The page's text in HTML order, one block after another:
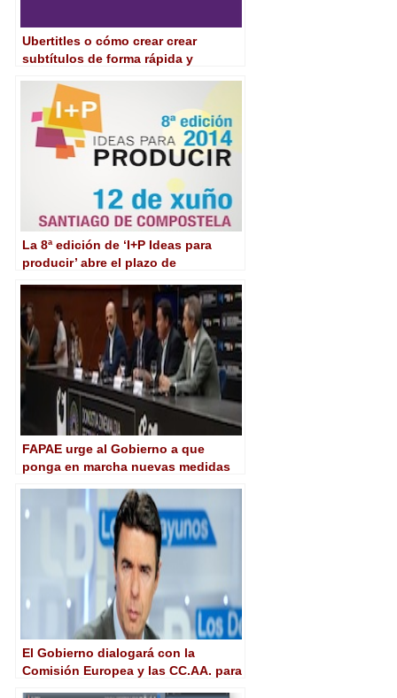
Ubertitles o cómo crear crear
subtítulos de forma rápida y
La 8ª edición de ‘I+P Ideas para
producir’ abre el plazo de
FAPAE urge al Gobierno a que
ponga en marcha nuevas medidas
El Gobierno dialogará con la
Comisión Europea y las CC.AA. para